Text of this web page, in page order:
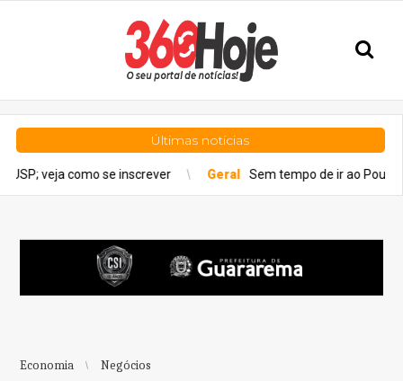
Últimas notícias
inscrever Geral Sem tempo de ir ao Poupatempo? Veja
Economia Negócios